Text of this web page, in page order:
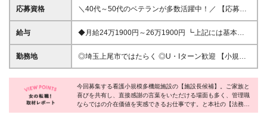
応募資格
＼40代～50代のベテランが多数活躍中！／ 【応募資
格】 ＊介護福祉士の資格をお持ちの方 ＊介護施設や
在宅介護での実務経験をお持ちの方 ※学歴不問 【求
職へステップアップしたい方 ＊地域医療機関や外部
サービスとの連携を円滑に行える方
給与
◆月給24万1900円～26万1900円 ┗上記には基本給
と一律手当を含みます ※残業代は全額支給いたしま
す。 ＼施設長昇格後／ ◆月給34万1950円～36万
対応型サービス事業管理者研修の修了後（修了済みの
方は昇格後の給与となります） ※給与は経験や能力を
考慮して決定します。 ※固定残業代の超過分は別途支
勤務地
◎埼玉上尾市ではたらく ◎U・Iターン歓迎 【小規模
多機能ふくしのまち北上尾】 埼玉県上尾市浅間台3-
20-6 (変更の範囲)上記を除く当社関連勤務地
今回募集する看護小規模多機能施設の【施設長候補】。ご家族と
喜びを共有し、直接感謝の言葉をいただける場面も多く、管理職
ならではの介在価値を実感できるお仕事です。と本社の【法務事
務】ではワークライフバランスを大事にしながら、温かい人間関